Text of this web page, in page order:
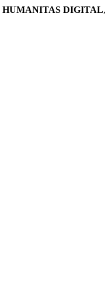
HUMANITAS DIGITAL,